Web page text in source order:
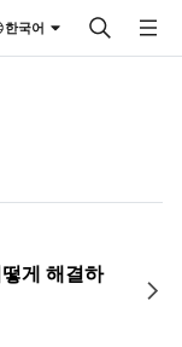
한국어
게 해결하